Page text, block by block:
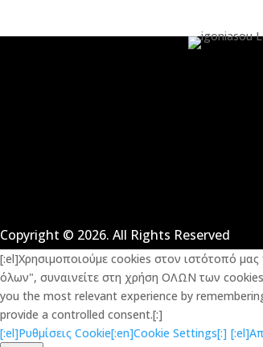
Copyright © 2026. All Rights Reserved
[:el]Χρησιμοποιούμε cookies στον ιστότοπό μας
όλων", συναινείτε στη χρήση ΟΛΩΝ των
you the most relevant experience by
provide a controlled consent.[:]
[:el]Ρυθμίσεις Cookie[:en]Cookie Settings[:]